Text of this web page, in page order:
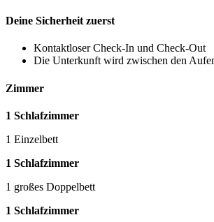
Deine Sicherheit zuerst
Kontaktloser Check-In und Check-Out
Die Unterkunft wird zwischen den
Zimmer
1 Schlafzimmer
1 Einzelbett
1 Schlafzimmer
1 großes Doppelbett
1 Schlafzimmer